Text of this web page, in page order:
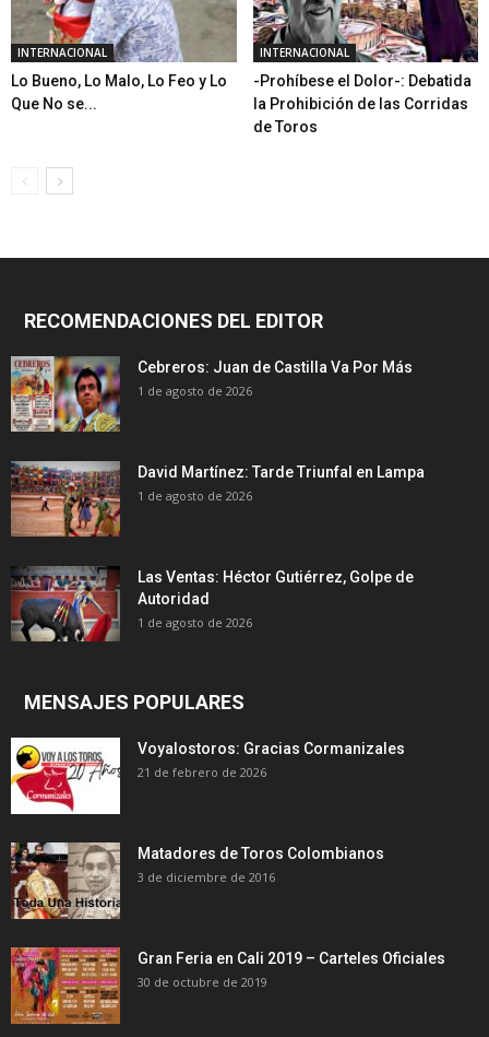
INTERNACIONAL
Lo Bueno, Lo Malo, Lo Feo y Lo
Que No se...
INTERNACIONAL
-Prohíbese el Dolor-: Debatida
la Prohibición de las Corridas
de Toros
RECOMENDACIONES DEL EDITOR
Cebreros: Juan de Castilla Va Por Más
1 de agosto de 2026
David Martínez: Tarde Triunfal en Lampa
1 de agosto de 2026
Las Ventas: Héctor Gutiérrez, Golpe de
Autoridad
1 de agosto de 2026
MENSAJES POPULARES
Voyalostoros: Gracias Cormanizales
21 de febrero de 2026
Matadores de Toros Colombianos
3 de diciembre de 2016
Gran Feria en Cali 2019 – Carteles Oficiales
30 de octubre de 2019